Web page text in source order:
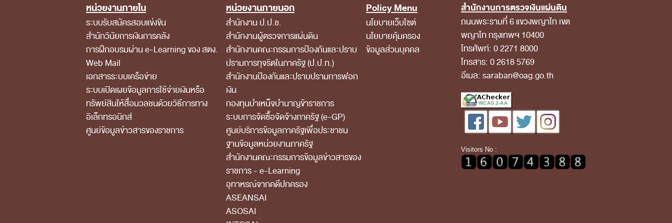
Footer Menu
หน่วยงานภายใน
ระบบรับสมัครสอบแข่งขัน
สำนักวินัยการเงินการคลัง
การฝึกอบรมผ่าน e-Learning ของ สตง.
Web Mail
เอกสารระบบเครือข่าย
ระบบเปิดเผยข้อมูลการใช้จ่ายเงินหรือ
ทรัพย์สินให้สื่อมวลชนด้วยวิธีการทาง
อิเล็กทรอนิกส์
ศูนย์ข้อมูลข่าวสารของราชการ
หน่วยงานภายนอก
สำนักงาน ป.ป.ช.
สำนักงานผู้ตรวจการแผ่นดิน
สำนักงานคณะกรรมการป้องกันและปราบ
ปรามการทุจริตในภาครัฐ (ป.ป.ท.)
สำนักงานป้องกันและปราบปรามการฟอก
เงิน
กองทุนบำเหน็จบำนาญข้าราชการ
ระบบการจัดซื้อจัดจ้างภาครัฐ (e-GP)
ศูนย์บริการข้อมูลภาครัฐเพื่อประชาชน
ฐานข้อมูลหน่วยงานภาครัฐ
สํานักงานคณะกรรมการข้อมูลข่าวสารของ
ราชการ - e-Learning
อุทาหรณ์จากคดีปกครอง
ASEANSAI
ASOSAI
Policy Menu
นโยบายเว็บไซต์
นโยบายคุ้มครอง
ข้อมูลส่วนบุคคล
สำนักงานการตรวจเงินแผ่นดิน
ถนนพระรามที่ 6 แขวงพญาไท เขต
พญาไท กรุงเทพฯ 10400
โทรศัพท์: 0 2271 8000
โทรสาร: 0 2618 5769
อีเมล: saraban@oag.go.th
Visitors No :